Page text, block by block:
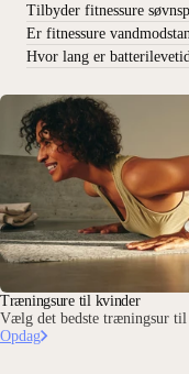
Tilbyder fitnessure
Er fitnessure
Hvor lang er
Træningsure til kvinder
Vælg det bedste træningsur til
Opdag